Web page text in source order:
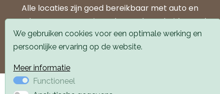
Alle locaties zijn goed bereikbaar met auto en
openbaar vervoer. Er is parkeergelegenheid voor de
deur.
Privacyverklaring
We gebruiken cookies voor een optimale werking en
persoonlijke ervaring op de website.
Meer informatie
Functioneel